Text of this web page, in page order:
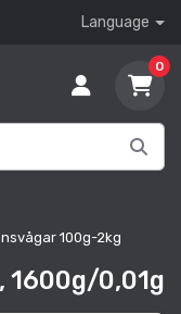
Language
0
100g-2kg
1600g/0,01g